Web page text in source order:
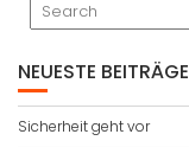
NEUESTE BEITRÄGE
Sicherheit geht vor